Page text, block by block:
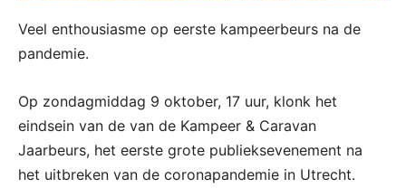
Veel enthousiasme op eerste kampeerbeurs na de
pandemie.
Op zondagmiddag 9 oktober, 17 uur, klonk het
eindsein van de van de Kampeer & Caravan
Jaarbeurs, het eerste grote publieksevenement na
het uitbreken van de coronapandemie in Utrecht.